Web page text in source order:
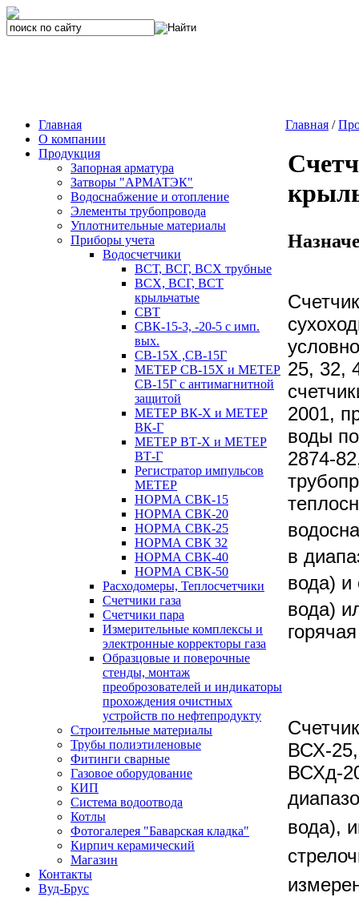
Главная
О компании
Продукция
Запорная арматура
Затворы "АРМАТЭК"
Водоснабжение и отопление
Элементы трубопровода
Уплотнительные материалы
Приборы учета
Водосчетчики
ВСТ, ВСГ, ВСХ трубные
ВСХ, ВСГ, ВСТ
крыльчатые
СВТ
СВК-15-3, -20-5 с имп.
вых.
СВ-15Х ,СВ-15Г
МЕТЕР СВ-15Х и МЕТЕР
СВ-15Г с антимагнитной
защитой
МЕТЕР ВК-Х и МЕТЕР
ВК-Г
МЕТЕР ВТ-Х и МЕТЕР
ВТ-Г
Регистратор импульсов
МЕТЕР
НОРМА СВК-15
НОРМА СВК-20
НОРМА СВК-25
НОРМА СВК 32
НОРМА СВК-40
НОРМА СВК-50
Расходомеры, Теплосчетчики
Счетчики газа
Счетчики пара
Измерительные комплексы и
электронные корректоры газа
Образцовые и поверочные
стенды, монтаж
преоброзователей и индикаторы
прохождения очистных
устройств по нефтепродукту
Строительные материалы
Трубы полиэтиленовые
Фитинги сварные
Газовое оборудование
КИП
Система водоотвода
Котлы
Фотогалерея "Баварская кладка"
Кирпич керамический
Магазин
Контакты
Вуд-Брус
Главная /
25, 32,
2001,
воды
2874-
в
вода)
вода)
ВСХ-
ВСХд-
вода),